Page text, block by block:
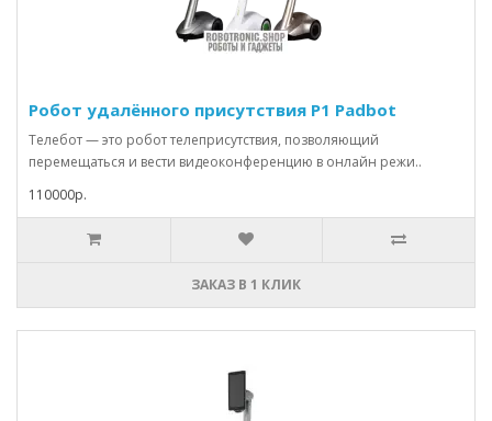
Робот удалённого присутствия P1 Padbot
Телебот — это робот телеприсутствия, позволяющий
перемещаться и вести видеоконференцию в онлайн режи..
110000р.
ЗАКАЗ В 1 КЛИК